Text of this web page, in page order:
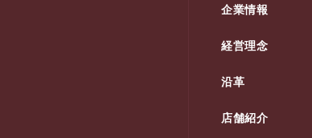
企業情報
経営理念
沿革
店舗紹介